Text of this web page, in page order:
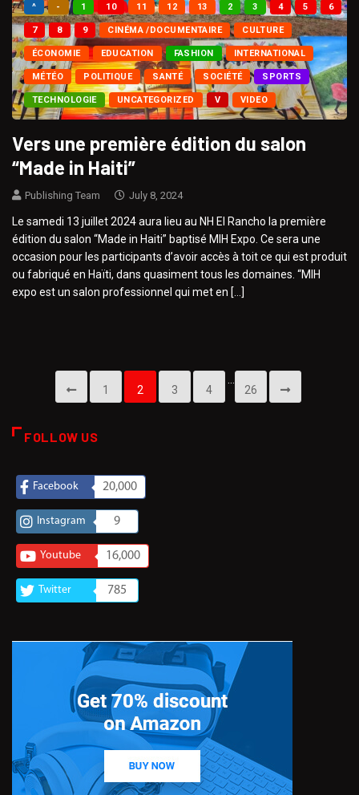
^ - 1 10 11 12 13 2 3 4 5 6
7 8 9 CINÉMA /DOCUMENTAIRE CULTURE
ÉCONOMIE EDUCATION FASHION INTERNATIONAL
MÉTÉO POLITIQUE SANTÉ SOCIÉTÉ SPORTS
TECHNOLOGIE UNCATEGORIZED V VIDEO
Vers une première édition du salon
“Made in Haiti”
Publishing Team July 8, 2024
Le samedi 13 juillet 2024 aura lieu au NH El Rancho la première
édition du salon “Made in Haiti” baptisé MIH Expo. Ce sera une
occasion pour les participants d’avoir accès à toit ce qui est produit
ou fabriqué en Haïti, dans quasiment tous les domaines. “MIH
expo est un salon professionnel qui met en […]
1 2 3 4
26
FOLLOW US
Facebook 20,000
Instagram 9
Youtube 16,000
Twitter 785